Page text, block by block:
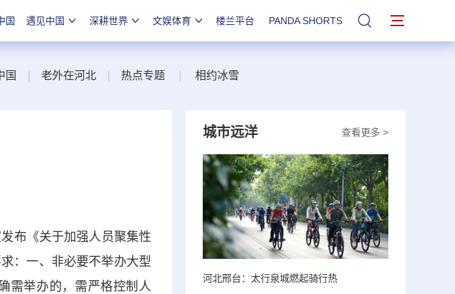
国 遇见中国 深耕世界 文娱体育 楼兰平台 PANDA SHORTS 站内搜索
国 老外在河北 热点专题 相约冰雪
布《关于加强人员聚集性
：一、非必要不举办大型
需举办的，需严格控制人
查看更多 >
城市远洋
河北邢台：太行泉城燃起骑行热